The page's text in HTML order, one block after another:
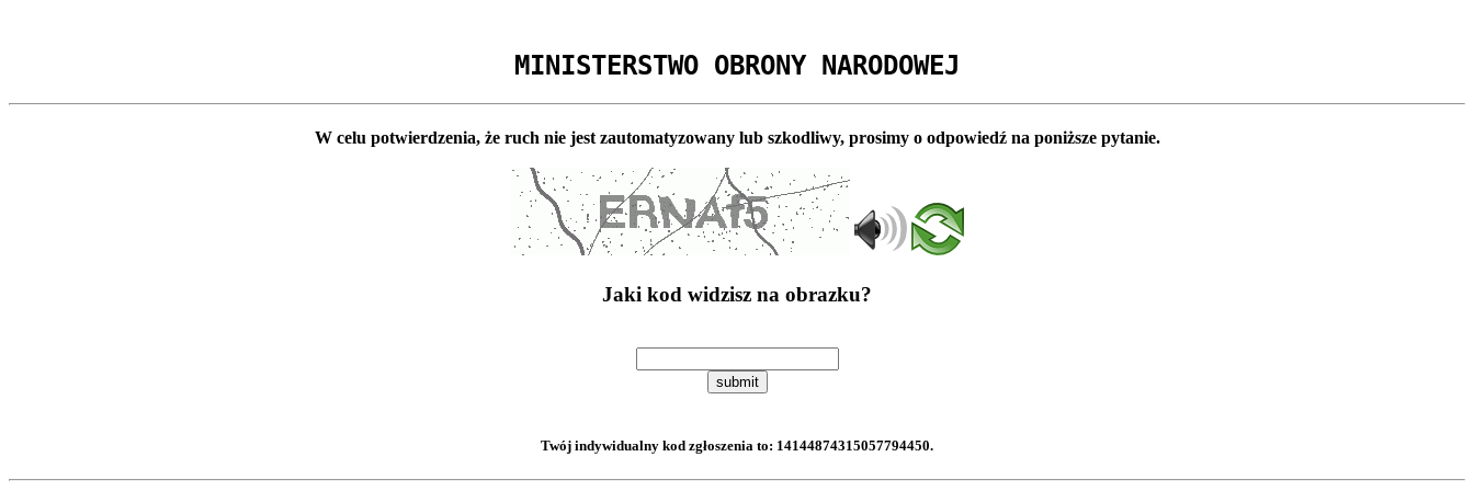
MINISTERSTWO OBRONY NARODOWEJ
W celu potwierdzenia, że ruch nie jest zautomatyzowany lub szkodliwy, prosimy o odpowiedź na poniższe pytanie.
Jaki kod widzisz na obrazku?
submit
Twój indywidualny kod zgłoszenia to: 14144874315057794450.